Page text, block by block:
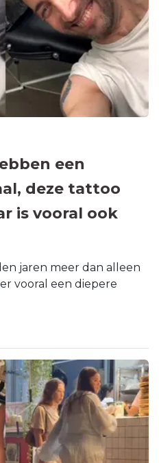
een
deze tattoo
is vooral ook
jaren meer dan alleen
vooral een diepere